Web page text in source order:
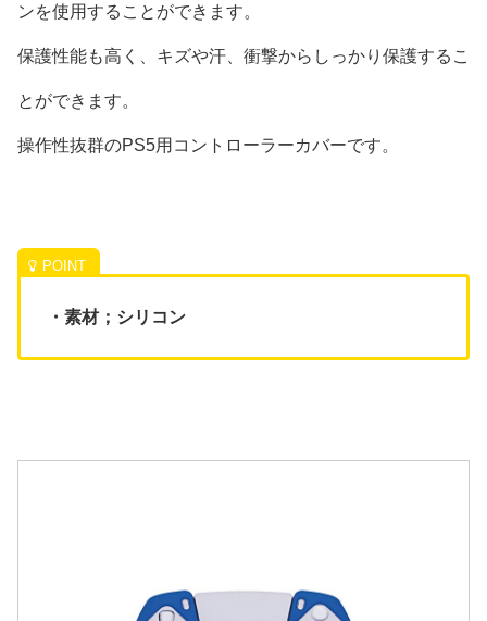
ンを使用することができます。
保護性能も高く、キズや汗、衝撃からしっかり保護するこ
とができます。
操作性抜群のPS5用コントローラーカバーです。
・素材；シリコン